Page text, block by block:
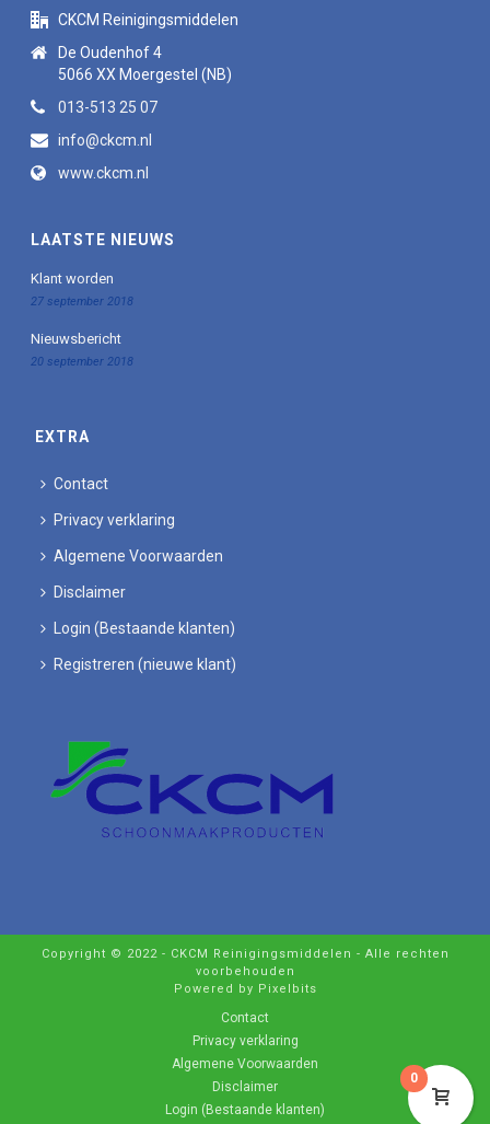
CKCM Reinigingsmiddelen
De Oudenhof 4
5066 XX Moergestel (NB)
013-513 25 07
info@ckcm.nl
www.ckcm.nl
LAATSTE NIEUWS
Klant worden
27 september 2018
Nieuwsbericht
20 september 2018
EXTRA
Contact
Privacy verklaring
Algemene Voorwaarden
Disclaimer
Login (Bestaande klanten)
Registreren (nieuwe klant)
Copyright © 2022 - CKCM Reinigingsmiddelen - Alle rechten
voorbehouden
Powered by Pixelbits
Contact
Privacy verklaring
Algemene Voorwaarden
Disclaimer
Login (Bestaande klanten)
0